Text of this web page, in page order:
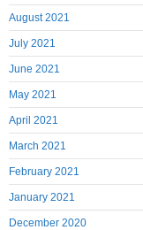
August 2021
July 2021
June 2021
May 2021
April 2021
March 2021
February 2021
January 2021
December 2020